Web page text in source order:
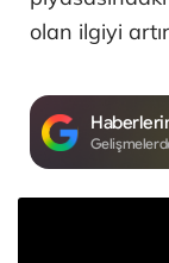
olan ilgiyi